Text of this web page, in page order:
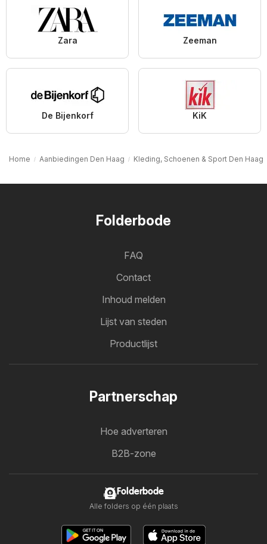
Zara Zeeman
De Bijenkorf KiK
Home Aanbiedingen Den Haag Kleding, Schoenen & Sport Den Haag
Folderbode
FAQ
Contact
Inhoud melden
Lijst van steden
Productlijst
Partnerschap
Hoe adverteren
B2B-zone
Folderbode
Alle folders op één plaats